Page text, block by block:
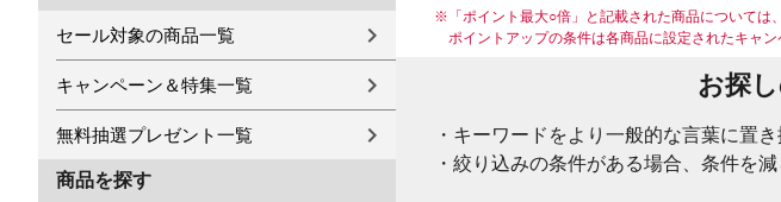
セール対象の商品一覧
キャンペーン＆特集一覧
無料抽選プレゼント一覧
商品を探す
※ 「ポイント最大○倍」と記載された商品について
ポイントアップの条件は各商品に設定されたキャ
お探
・キーワードをより一般的な言葉に置
・絞り込みの条件がある場合、条件を